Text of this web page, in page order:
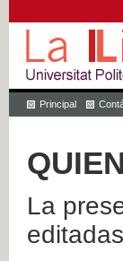
Principal
La